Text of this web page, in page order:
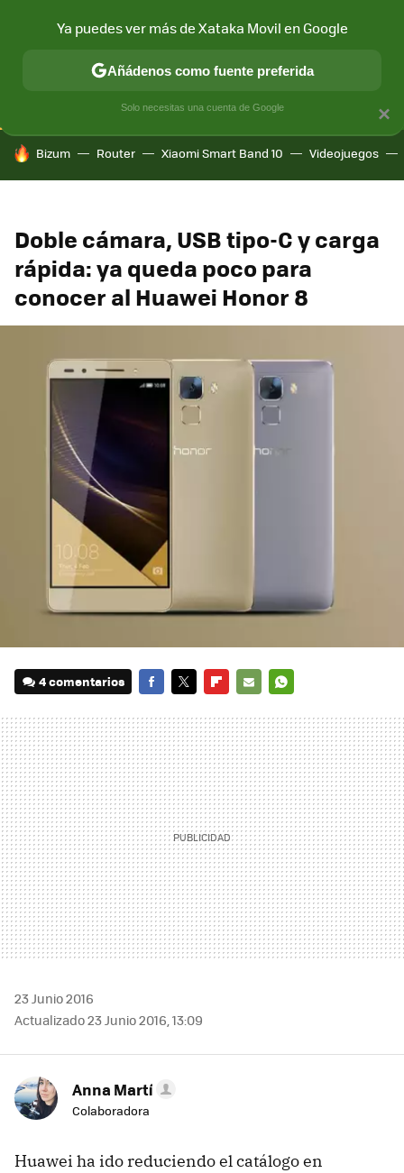
CONECTIVIDAD MÓVIL Y SOCIEDAD APLICACIONES
HOY SE HABLA DE
Bizum Router Xiaomi Smart Band 10 Videojuegos
Doble cámara, USB tipo-C y carga
rápida: ya queda poco para
conocer al Huawei Honor 8
4 comentarios
MAIL
23 Junio 2016
Actualizado 23 Junio 2016, 13:09
Anna Martí
Colaboradora
Huawei ha ido reduciendo el catálogo en
×
Ya puedes ver más de Xataka Movil en Google
Añádenos como fuente preferida
Solo necesitas una cuenta de Google